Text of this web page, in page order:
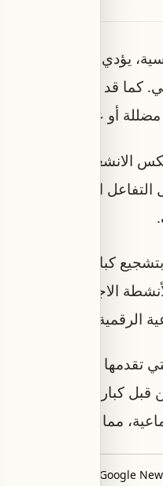
يؤدي الإفراط في
كما قد تسبب هذه
أو عمليات احتيال
الانشغال المستمر
التفاعل المباشر،
كبار السن على
الاجتماعية
الرقمية دورًا أساسيًا
تقدمها مواقع التواصل
كبار السن قد يتحول
مما يستوجب إيجاد